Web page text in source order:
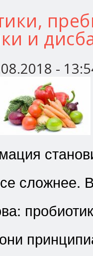
и
-
сложнее.